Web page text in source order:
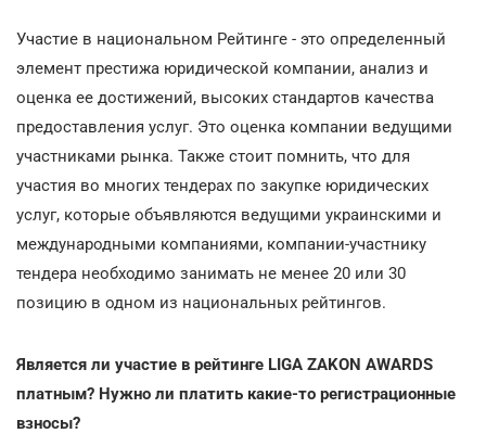
Участие в национальном Рейтинге - это определенный
элемент престижа юридической компании, анализ и
оценка ее достижений, высоких стандартов качества
предоставления услуг. Это оценка компании ведущими
участниками рынка. Также стоит помнить, что для
участия во многих тендерах по закупке юридических
услуг, которые объявляются ведущими украинскими и
международными компаниями, компании-участнику
тендера необходимо занимать не менее 20 или 30
позицию в одном из национальных рейтингов.
Является ли участие в рейтинге LIGA ZAKON AWARDS
платным? Нужно ли платить какие-то регистрационные
взносы?